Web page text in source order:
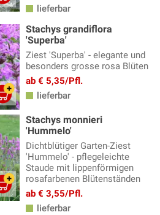
Farne (23)
(21)
- Digitalis(6)
(9)
(4)
- Alchemilla(5)
winterharte(14)
- Hosta(34)
- Teucrium(3)
(5)
lieferbar
Stachys grandiflora
'Superba'
Ziest 'Superba' - elegante und
besonders grosse rosa Blüten
ab € 5,35/Pfl.
lieferbar
Stachys monnieri
'Hummelo'
Dichtblütiger Garten-Ziest
'Hummelo' - pflegeleichte
Staude mit lippenförmigen
rosafarbenen Blütenständen
ab € 3,55/Pfl.
lieferbar